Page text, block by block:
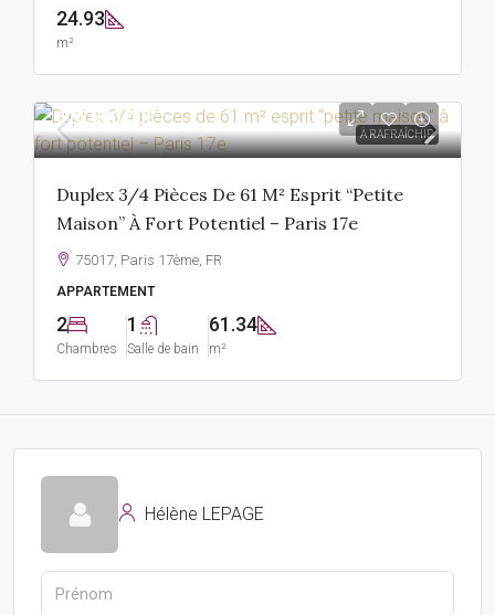
24.93
m²
À RAFRAÎCHIR
625,000.00€
Duplex 3/4 Pièces De 61 M² Esprit “petite
Maison” À Fort Potentiel – Paris 17e
75017, Paris 17ème, FR
APPARTEMENT
2
Chambres
1
Salle de bain
61.34
m²
Hélène LEPAGE